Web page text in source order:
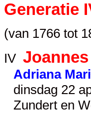
Generatie
(van 1766 tot
IV
Adriana
dinsdag 22
Zundert en